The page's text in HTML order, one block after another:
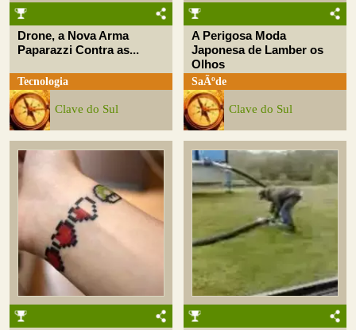
Drone, a Nova Arma
Paparazzi Contra as...
Tecnologia
Clave do Sul
A Perigosa Moda
Japonesa de Lamber os
Olhos
SaÃºde
Clave do Sul